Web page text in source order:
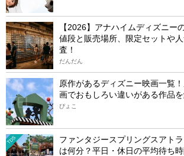
【2026】アナハイムディズニー
値段と販売場所、限定セットや
査！
だんだん
原作があるディズニー映画一覧
画でおもしろい違いがある作品
ぴょこ
TDS
ファンタジースプリングスアト
は何分？平日・休日の平均待ち時